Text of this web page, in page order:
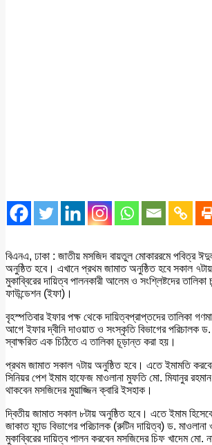
বিএনএ, ঢাকা : জাতীয় মসজিদ বায়তুল মোকাররমে পবিত্র
অনুষ্ঠিত হবে। এখানে প্রথম জামাত অনুষ্ঠিত হবে সকাল
মুকাব্বিরের দায়িত্ব পালনকারী আলেম ও সংশ্লিষ্টদের
ফাউন্ডেশন (ইফা)।
বৃহস্পতিবার ইফার পক্ষ থেকে দায়িত্বপ্রাপ্তদের তালিকা
আগে ইফার দ্বীনি দাওয়াত ও সংস্কৃতি বিভাগের পরিচালক ড.
স্বাক্ষরিত এক চিঠিতে এ তালিকা চূড়ান্ত করা হয়।
প্রথম জামাত সকাল ৭টায় অনুষ্ঠিত হবে। এতে ইমামতি
সিনিয়র পেশ ইমাম হাফেজ মাওলানা মুফতি মো. মিযানুর
থাকবেন মসজিদের মুয়াজ্জিন ক্বারি ইসহাক।
দ্বিতীয় জামাত সকাল ৮টায় অনুষ্ঠিত হবে। এতে ইমাম
জাকাত ফান্ড বিভাগের পরিচালক (রুটিন দায়িত্ব) ড. মাওলানা
মুকাব্বিরের দায়িত্ব পালন করবেন মসজিদের চিফ খাদেম মো.